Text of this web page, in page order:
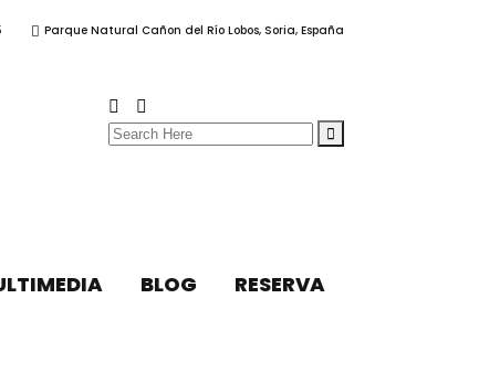
Parque Natural Cañon del Río Lobos, Soria, España
Search
BLOG RESERVA